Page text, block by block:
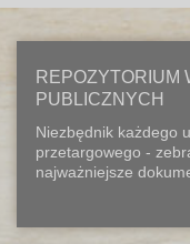
REPOZYTORIUM
PUBLICZNYCH
Niezbędnik każdego
przetargowego -
najważniejsze